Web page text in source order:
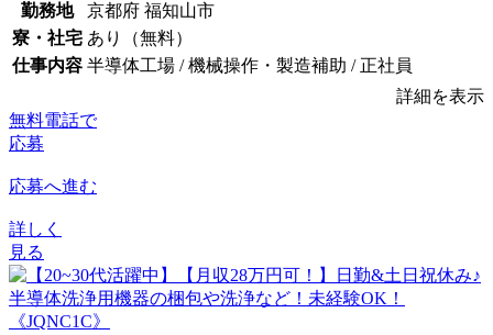
勤務地
京都府 福知山市
寮・社宅 あり（無料）
仕事内容 半導体工場 / 機械操作・製造補助 / 正社員
詳細を表示
無料電話で
応募
応募へ進む
詳しく
見る